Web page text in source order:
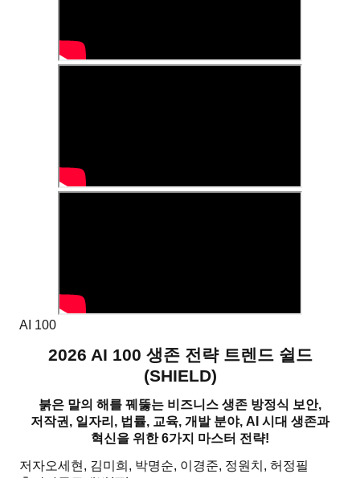
AI 100
2026 AI 100 생존 전략 트렌드 쉴드
(SHIELD)
붉은 말의 해를 꿰뚫는 비즈니스 생존 방정식 보안,
저작권, 일자리, 법률, 교육, 개발 분야, AI 시대 생존과
혁신을 위한 6가지 마스터 전략!
저자오세현, 김미희, 박명순, 이경준, 정원치, 허정필